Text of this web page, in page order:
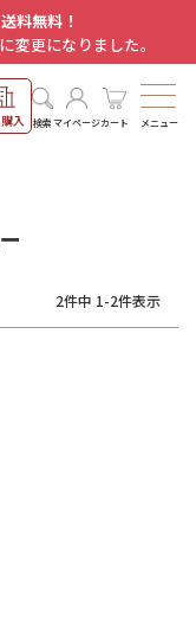
送料無料！
変更になりました。
入 検索マイページカート メニュー
2件中 1-2件表示